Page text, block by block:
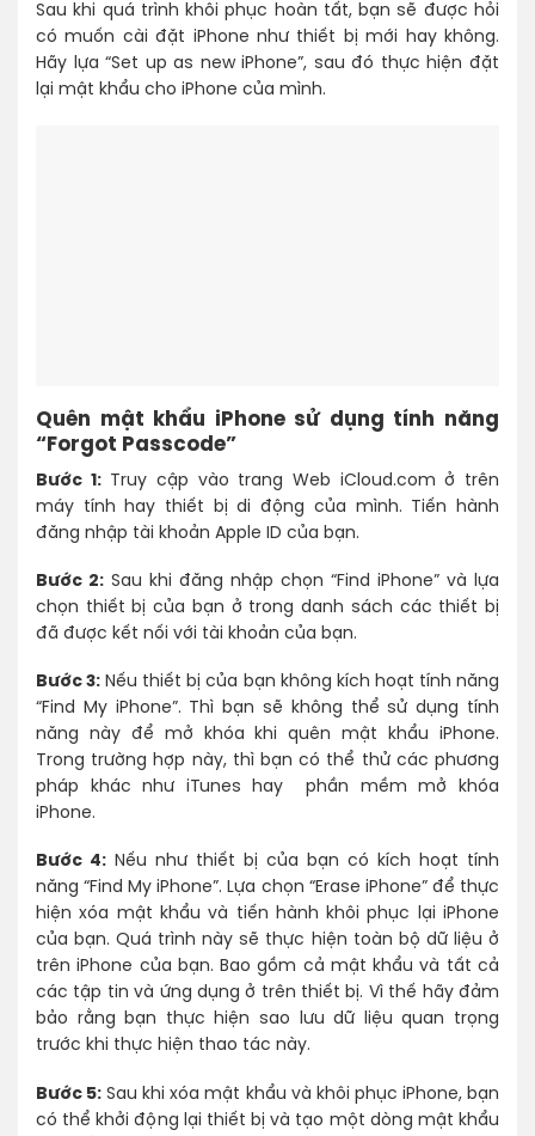
Sau khi quá trình khôi phục hoàn tất, bạn sẽ được hỏi
có muốn cài đặt iPhone như thiết bị mới hay không.
Hãy lựa “Set up as new iPhone”, sau đó thực hiện đặt
lại mật khẩu cho iPhone của mình.
Quên mật khẩu iPhone sử dụng tính năng
“Forgot Passcode”
Bước 1:Truy cập vào trang Web iCloud.com ở trên
máy tính hay thiết bị di động của mình. Tiến hành
đăng nhập tài khoản Apple ID của bạn.
Bước 2: Sau khi đăng nhập chọn “Find iPhone” và lựa
chọn thiết bị của bạn ở trong danh sách các thiết bị
đã được kết nối với tài khoản của bạn.
Bước 3: Nếu thiết bị của bạn không kích hoạt tính năng
“Find My iPhone”. Thì bạn sẽ không thể sử dụng tính
năng này để mở khóa khi quên mật khẩu iPhone.
Trong trường hợp này, thì bạn có thể thử các phương
pháp khác như iTunes hay phần mềm mở khóa
iPhone.
Bước 4: Nếu như thiết bị của bạn có kích hoạt tính
năng “Find My iPhone”. Lựa chọn “Erase iPhone” để thực
hiện xóa mật khẩu và tiến hành khôi phục lại iPhone
của bạn. Quá trình này sẽ thực hiện toàn bộ dữ liệu ở
trên iPhone của bạn. Bao gồm cả mật khẩu và tất cả
các tập tin và ứng dụng ở trên thiết bị. Vì thế hãy đảm
bảo rằng bạn thực hiện sao lưu dữ liệu quan trọng
trước khi thực hiện thao tác này.
Bước 5: Sau khi xóa mật khẩu và khôi phục iPhone, bạn
có thể khởi động lại thiết bị và tạo một dòng mật khẩu